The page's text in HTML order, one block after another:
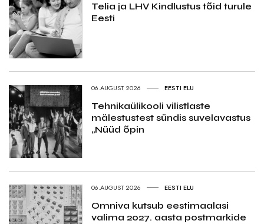
Telia ja LHV Kindlustus tõid turule
Eesti
06.AUGUST 2026 EESTI ELU
Tehnikaülikooli vilistlaste
mälestustest sündis suvelavastus
„Nüüd õpin
06.AUGUST 2026 EESTI ELU
Omniva kutsub eestimaalasi
valima 2027. aasta postmarkide